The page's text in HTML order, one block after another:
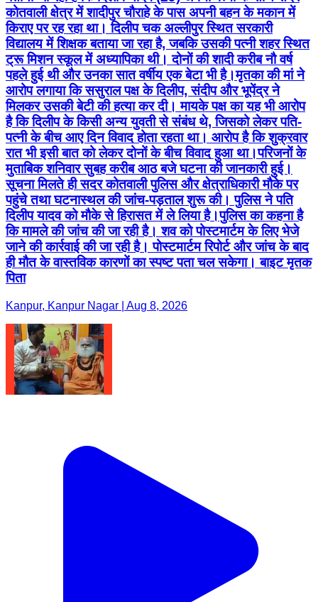
कोतवाली क्षेत्र में शादीपुर चौराहे के पास अपनी बहन के मकान में
किराए पर रह रहा था। दिलीप चक अल्लीपुर स्थित सरकारी
विद्यालय में शिक्षक बताया जा रहा है, जबकि उसकी पत्नी शहर स्थित
ट्रू मिशन स्कूल में अध्यापिका थी। दोनों की शादी करीब नौ वर्ष
पहले हुई थी और उनका सात वर्षीय एक बेटा भी है।मृतका की मां ने
आरोप लगाया कि ससुराल पक्ष के दिलीप, संदीप और भूपेंद्र ने
मिलकर उसकी बेटी की हत्या कर दी। मायके पक्ष का यह भी आरोप
है कि दिलीप के किसी अन्य युवती से संबंध थे, जिसको लेकर पति-
पत्नी के बीच आए दिन विवाद होता रहता था। आरोप है कि शुक्रवार
रात भी इसी बात को लेकर दोनों के बीच विवाद हुआ था।परिजनों के
मुताबिक शनिवार सुबह करीब आठ बजे घटना की जानकारी हुई।
सूचना मिलते ही सदर कोतवाली पुलिस और क्षेत्राधिकारी मौके पर
पहुंचे तथा घटनास्थल की जांच-पड़ताल शुरू की। पुलिस ने पति
दिलीप यादव को मौके से हिरासत में ले लिया है।पुलिस का कहना है
कि मामले की जांच की जा रही है। शव को पोस्टमार्टम के लिए भेजे
जाने की कार्रवाई की जा रही है। पोस्टमार्टम रिपोर्ट और जांच के बाद
ही मौत के वास्तविक कारणों का स्पष्ट पता चल सकेगा। बाइट मृतक
पिता
Kanpur, Kanpur Nagar | Aug 8, 2026